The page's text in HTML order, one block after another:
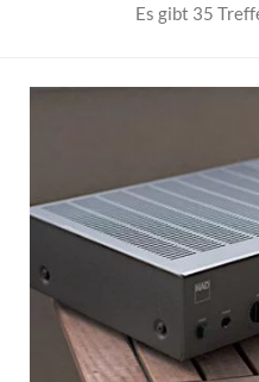
Es gibt 35